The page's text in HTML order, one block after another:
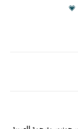
💗